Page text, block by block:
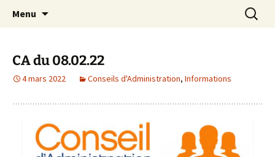
Collège Henri Dheurle
Site officiel du Collège Henri Dheurle de La
Teste de Buch (Bassin d'Arcachon – Gironde)
Menu
CA du 08.02.22
4 mars 2022 Conseils d'Administration, Informations